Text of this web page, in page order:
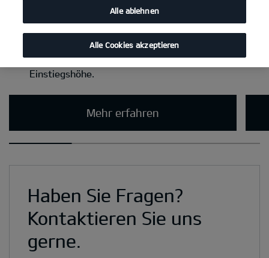
Alle ablehnen
Alle Cookies akzeptieren